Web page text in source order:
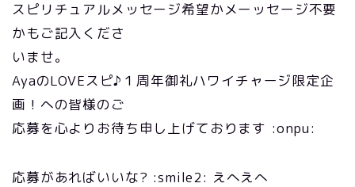
スピリチュアルメッセージ希望かメーッセージ不要
かもご記入くださ
いませ。
AyaのLOVEスピ♪１周年御礼ハワイチャージ限定企
画！への皆様のご
応募を心よりお待ち申し上げております :onpu:
応募があればいいな? :smile2: えへえへ